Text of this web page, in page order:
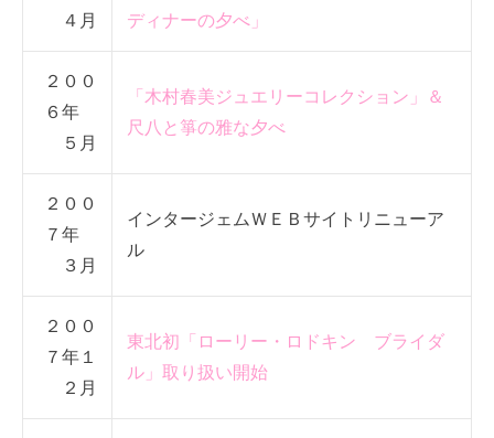
４月
ディナーの夕べ」
２００
６年
５月
「木村春美ジュエリーコレクション」＆
尺八と箏の雅な夕べ
２００
７年
３月
インタージェムＷＥＢサイトリニューア
ル
２００
７年１
２月
東北初「ローリー・ロドキン ブライダ
ル」取り扱い開始